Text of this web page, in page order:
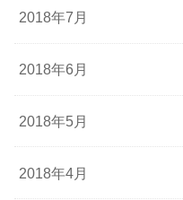
2018年7月
2018年6月
2018年5月
2018年4月